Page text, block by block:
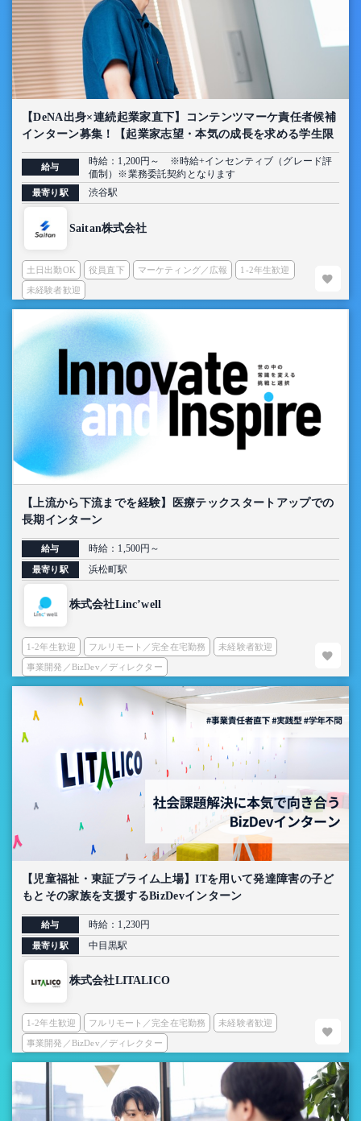
【DeNA出身×連続起業家直下】コンテンツマーケ責任者候補
インターン募集！【起業家志望・本気の成長を求める学生限
定】
給与
時給：1,200円～ ※時給+インセンティブ（グレード評
価制）※業務委託契約となります
最寄り駅 渋谷駅
Saitan株式会社
土日出勤OK 役員直下 マーケティング／広報 1-2年生歓迎
未経験者歓迎
【上流から下流までを経験】医療テックスタートアップでの
長期インターン
給与 時給：1,500円～
最寄り駅 浜松町駅
株式会社Linc’well
1-2年生歓迎 フルリモート／完全在宅勤務 未経験者歓迎
事業開発／BizDev／ディレクター
【児童福祉・東証プライム上場】ITを用いて発達障害の子ど
もとその家族を支援するBizDevインターン
給与 時給：1,230円
最寄り駅 中目黒駅
株式会社LITALICO
1-2年生歓迎 フルリモート／完全在宅勤務 未経験者歓迎
事業開発／BizDev／ディレクター